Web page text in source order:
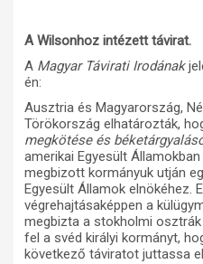
A Wilsonhoz intézett távirat.
A Magyar Távirati Irodának
én:
Ausztria és Magyarország,
Törökország elhatározták,
megkötése és
amerikai Egyesült
megbizott kormányuk utján
Egyesült Államok elnökéhez.
végrehajtásaképpen a
megbizta a stokholmi
fel a svéd királyi kormányt,
következő táviratot juttassa